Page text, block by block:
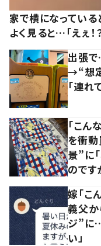
家で横になっている
よく見ると…「えぇ！
出張
→“想定
「連れ
「こん
を衝
景”に
のです
嫁「こ
義父か
ジ”に…
い」